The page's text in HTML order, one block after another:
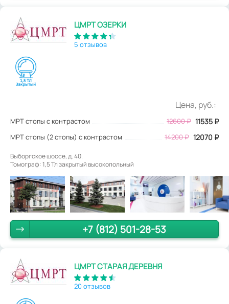
ЦМРТ ОЗЕРКИ
5 отзывов
Цена, руб.:
МРТ стопы с контрастом 12600₽ 11535 ₽
МРТ стопы (2 стопы) с контрастом 14200 ₽ 12070 ₽
Выборгское шоссе, д. 40.
Томограф: 1,5 Тл закрытый высокопольный
+7 (812) 501-28-53
ЦМРТ СТАРАЯ ДЕРЕВНЯ
20 отзывов